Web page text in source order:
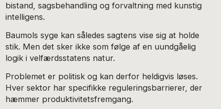
bistand, sagsbehandling og forvaltning med kunstig
intelligens.
Baumols syge kan således sagtens vise sig at holde
stik. Men det sker ikke som følge af en uundgåelig
logik i velfærdsstatens natur.
Problemet er politisk og kan derfor heldigvis løses.
Hver sektor har specifikke reguleringsbarrierer, der
hæmmer produktivitetsfremgang.